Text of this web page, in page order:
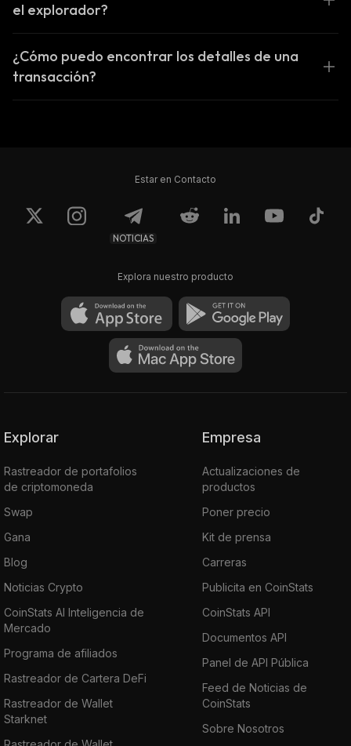
el explorador?
¿Cómo puedo encontrar los detalles de una
transacción?
Estar en Contacto
NOTICIAS
Explora nuestro producto
Explorar
Rastreador de portafolios
de criptomoneda
Swap
Gana
Blog
Noticias Crypto
CoinStats AI Inteligencia de
Mercado
Programa de afiliados
Rastreador de Cartera DeFi
Rastreador de Wallet
Starknet
Empresa
Actualizaciones de
productos
Poner precio
Kit de prensa
Carreras
Publicita en CoinStats
CoinStats API
Documentos API
Panel de API Pública
Feed de Noticias de
CoinStats
Sobre Nosotros